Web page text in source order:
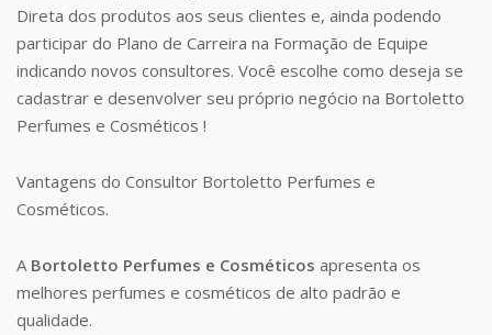
Direta dos produtos aos seus clientes e, ainda podendo
participar do Plano de Carreira na Formação de Equipe
indicando novos consultores. Você escolhe como deseja se
cadastrar e desenvolver seu próprio negócio na Bortoletto
Perfumes e Cosméticos !
Vantagens do Consultor Bortoletto Perfumes e
Cosméticos.
A Bortoletto Perfumes e Cosméticos apresenta os
melhores perfumes e cosméticos de alto padrão e
qualidade.